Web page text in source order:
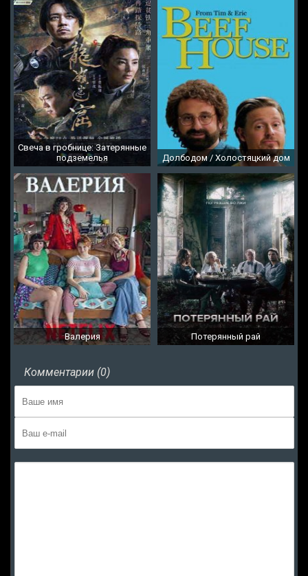
Свеча в гробнице: Затерянные
подземелья
Долбодом / Холостяцкий дом
Валерия Потерянный рай
Комментарии (0)